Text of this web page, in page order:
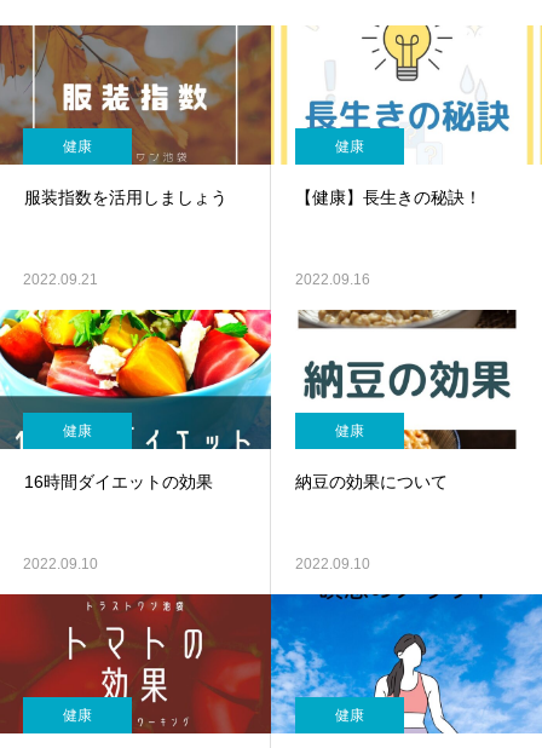
健康
服装指数を活用しましょう
2022.09.21
健康
【健康】長生きの秘訣！
2022.09.16
健康
16時間ダイエットの効果
2022.09.10
健康
納豆の効果について
2022.09.10
健康 健康